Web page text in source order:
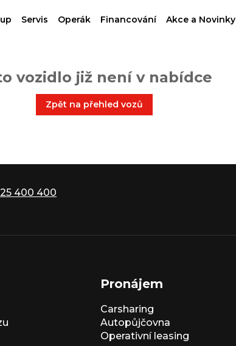
Servis Operák Financování Akce a Novinky
vozidlo již není v nabídce
Zpět na přehled vozů
400 400
Pronájem
Carsharing
Autopůjčovna
Operativní leasing